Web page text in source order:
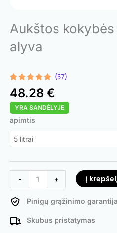
Aukštos
alyva
Įvertinimas:
4.98iš 5
(viso
įvertinimų:
57
)
(57)
48.28 €
YRA SANDĖLYJE
apimtis
-
produkto
kiekis:
High
5W40
Oil
+ Į krepšelį
Pinigų grąžinimo garantija
Skubus pristatymas